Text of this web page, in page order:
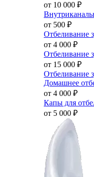
от 10 000 ₽
от 500 ₽
Отбеливание
от 4 000 ₽
Отбеливание
от 15 000 ₽
Отбеливание
Домашнее
от 4 000 ₽
Капы для
от 5 000 ₽